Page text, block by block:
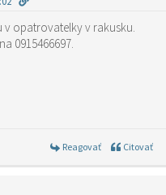
v opatrovatelky v rakusku.
0915466697.
Reagovať Citovať